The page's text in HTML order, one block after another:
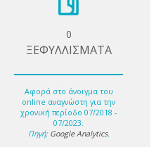
0
ΞΕΦΥΛΛΙΣΜΑΤΑ
Αφορά στο άνοιγμα του
online αναγνώστη για την
χρονική περίοδο 07/2018 -
07/2023.
Πηγή: Google Analytics.